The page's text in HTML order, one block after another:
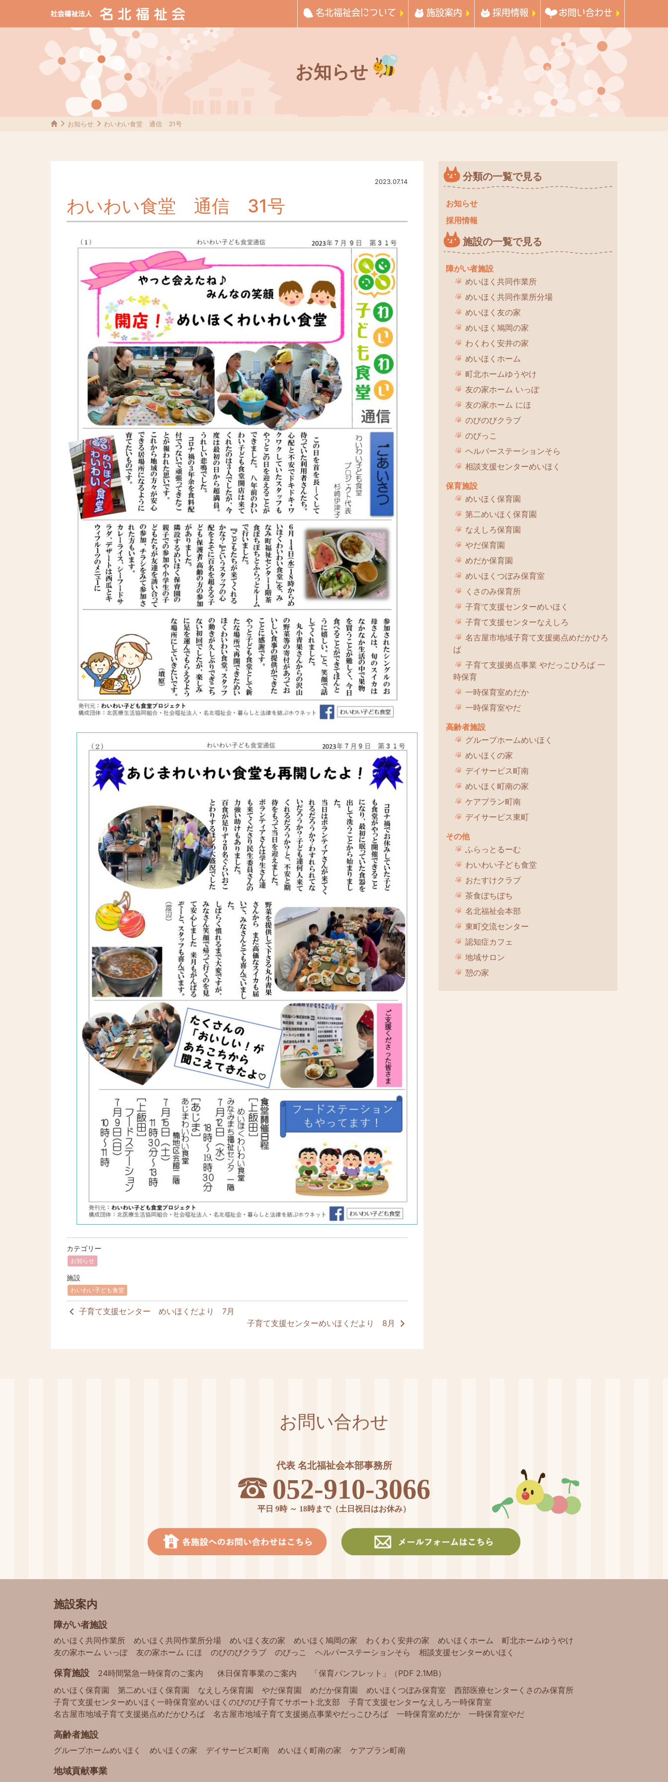
名北福祉会について 施設案内 採用情報 お問い合わせ
お知らせ
お知らせ わいわい食堂 通信 31号
2023.07.14
わいわい食堂 通信 31号
カテゴリー
お知らせ
施設
わいわい子ども食堂
子育て支援センター めいほくだより 7月
子育て支援センターめいほくだより 8月
分類の一覧で見る
お知らせ
採用情報
施設の一覧で見る
障がい者施設
めいほく共同作業所
めいほく共同作業所分場
めいほく友の家
めいほく鳩岡の家
わくわく安井の家
めいほくホーム
町北ホームゆうやけ
友の家ホーム いっぽ
友の家ホーム にほ
のびのびクラブ
のびっこ
ヘルパーステーションそら
相談支援センターめいほく
保育施設
めいほく保育園
第二めいほく保育園
なえしろ保育園
やだ保育園
めだか保育園
めいほくつぼみ保育室
くさのみ保育所
子育て支援センターめいほく
子育て支援センターなえしろ
名古屋市地域子育て支援拠点めだかひろ
ば
子育て支援拠点事業 やだっこひろば 一
時保育
一時保育室めだか
一時保育室やだ
高齢者施設
グループホームめいほく
めいほくの家
デイサービス町南
めいほく町南の家
ケアプラン町南
デイサービス東町
その他
ふらっとるーむ
わいわい子ども食堂
おたすけクラブ
茶食ぼちぼち
名北福祉会本部
東町交流センター
認知症カフェ
地域サロン
憩の家
お問い合わせ
代表 名北福祉会本部事務所
052-910-3066
平日 9時 ～ 18時まで（土日祝日はお休み）
施設案内
障がい者施設
めいほく共同作業所 めいほく共同作業所分場 めいほく友の家 めいほく鳩岡の家 わくわく安井の家 めいほくホーム
町北ホームゆうやけ
友の家ホーム いっぽ
友の家ホーム にほ のびのびクラブ のびっこ ヘルパーステーションそら 相談支援センターめいほく
保育施設 24時間緊急一時保育のご案内 休日保育事業のご案内
「保育パンフレット」（PDF 2.1MB）
めいほく保育園
第二めいほく保育園 なえしろ保育園 やだ保育園 めだか保育園 めいほくつぼみ保育室 西部医療センター くさのみ保育所
子育て支援センターめいほく 一時保育室めいほく のびのび子育てサポート北支部 子育て支援センターなえしろ一時保育室
名古屋市地域子育て支援拠点めだかひろば 名古屋市地域子育て支援拠点事業やだっこひろば 一時保育室めだか 一時保育室やだ
高齢者施設
グループホームめいほく めいほくの家 デイサービス町南 めいほく町南の家 ケアプラン町南
地域貢献事業